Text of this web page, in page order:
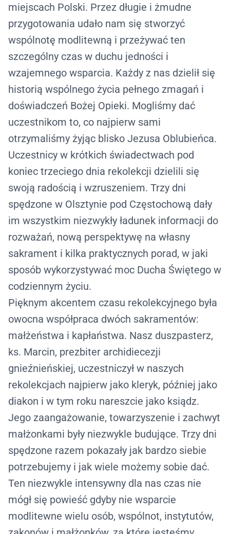
miejscach Polski. Przez długie i żmudne
przygotowania udało nam się stworzyć
wspólnotę modlitewną i przeżywać ten
szczególny czas w duchu jedności i
wzajemnego wsparcia. Każdy z nas dzielił się
historią wspólnego życia pełnego zmagań i
doświadczeń Bożej Opieki. Mogliśmy dać
uczestnikom to, co najpierw sami
otrzymaliśmy żyjąc blisko Jezusa Oblubieńca.
Uczestnicy w krótkich świadectwach pod
koniec trzeciego dnia rekolekcji dzielili się
swoją radością i wzruszeniem. Trzy dni
spędzone w Olsztynie pod Częstochową dały
im wszystkim niezwykły ładunek informacji do
rozważań, nową perspektywę na własny
sakrament i kilka praktycznych porad, w jaki
sposób wykorzystywać moc Ducha Świętego w
codziennym życiu.
Pięknym akcentem czasu rekolekcyjnego była
owocna współpraca dwóch sakramentów:
małżeństwa i kapłaństwa. Nasz duszpasterz,
ks. Marcin, prezbiter archidiecezji
gnieźnieńskiej, uczestniczył w naszych
rekolekcjach najpierw jako kleryk, później jako
diakon i w tym roku nareszcie jako ksiądz.
Jego zaangażowanie, towarzyszenie i zachwyt
małżonkami były niezwykle budujące. Trzy dni
spędzone razem pokazały jak bardzo siebie
potrzebujemy i jak wiele możemy sobie dać.
Ten niezwykle intensywny dla nas czas nie
mógł się powieść gdyby nie wsparcie
modlitewne wielu osób, wspólnot, instytutów,